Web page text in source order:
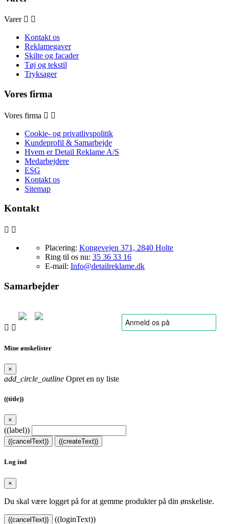
Varer  
Kontakt os
Reklamegaver
Skilte og facader
Tøj og tekstil
Tryksager
Vores firma
Vores firma  
Cookie- og privatlivspolitik
Kundeprofil & Samarbejde
Hvem er Detail Reklame A/S
Medarbejdere
ESG
Kontakt os
Sitemap
Kontakt
 
Placering: Kongevejen 371, 2840 Holte
Ring til os nu: 35 36 33 16
E-mail: Info@detailreklame.dk
Samarbejder
 
Mine ønskelister
×
add_circle_outline Opret en ny liste
((title))
×
((label))
((cancelText)) ((createText))
Log ind
×
Du skal være logget på for at gemme produkter på din ønskeliste.
((cancelText)) ((loginText))